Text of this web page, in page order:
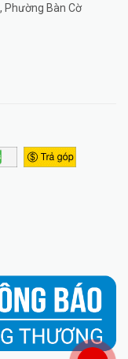
Phường Bàn Cờ